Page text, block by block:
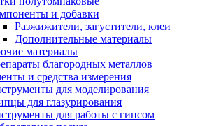
и добавки
Разжижители, загустители, клеи
Дополнительные материалы
материалы
благородных металлов
и средства измерения
для моделирования
для глазурирования
для работы с гипсом